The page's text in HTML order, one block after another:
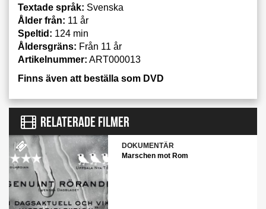
Textade språk: Svenska
Ålder från: 11 år
Speltid: 124 min
Åldersgräns: Från 11 år
Artikelnummer: ART000013
Finns även att beställa som DVD
RELATERADE FILMER
DOKUMENTÄR
Marschen mot Rom